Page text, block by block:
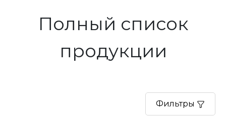
Полный список
продукции
Фильтры